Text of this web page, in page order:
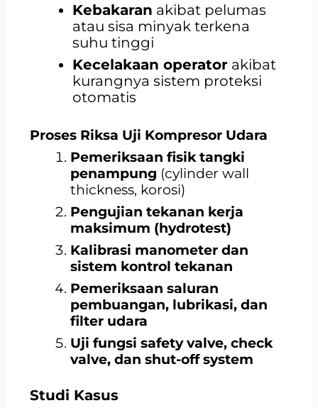
Kebakaran akibat pelumas
atau sisa minyak terkena
suhu tinggi
Kecelakaan operator akibat
kurangnya sistem proteksi
otomatis
Proses Riksa Uji Kompresor Udara
Pemeriksaan fisik tangki
penampung (cylinder wall
thickness, korosi)
Pengujian tekanan kerja
maksimum (hydrotest)
Kalibrasi manometer dan
sistem kontrol tekanan
Pemeriksaan saluran
pembuangan, lubrikasi, dan
filter udara
Uji fungsi safety valve, check
valve, dan shut-off system
Studi Kasus